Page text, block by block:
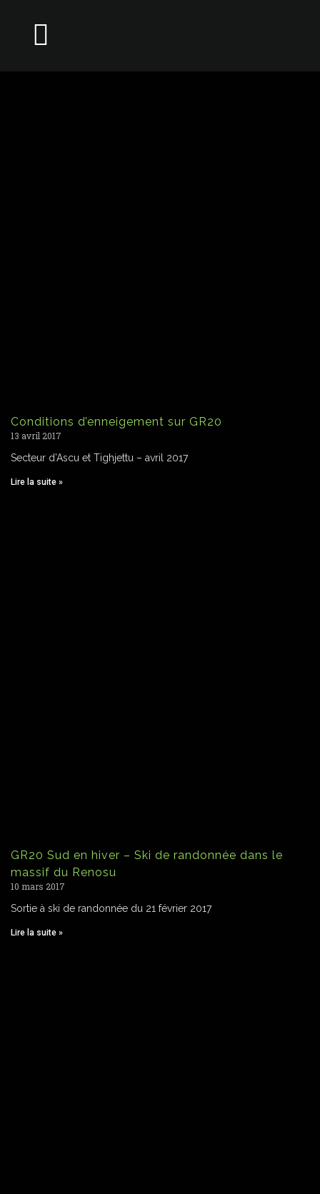
Conditions d’enneigement sur GR20
13 avril 2017
Secteur d’Ascu et Tighjettu – avril 2017
Lire la suite »
GR20 Sud en hiver – Ski de randonnée dans le
massif du Renosu
10 mars 2017
Sortie à ski de randonnée du 21 février 2017
Lire la suite »